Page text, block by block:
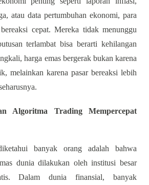
atau data pertumbuhan ekonomi, para
cepat. Mereka tidak menunggu
terlambat bisa berarti kehilangan
harga emas bergerak bukan karena
melainkan karena pasar bereaksi lebih
Algoritma Trading Mempercepat
banyak orang adalah bahwa
dunia dilakukan oleh institusi besar
Dalam dunia finansial, banyak